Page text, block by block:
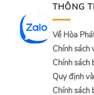
THÔNG
Về Hòa
Chính sách
Chính sách
Quy định
Chính sách